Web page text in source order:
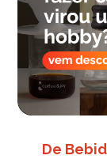
De